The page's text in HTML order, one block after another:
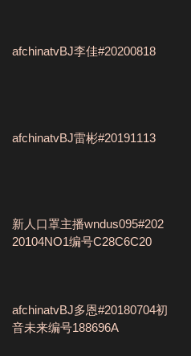
afchinatvBJ李佳#20200818
afchinatvBJ雷彬#20191113
新人口罩主播wndus095#202
20104NO1编号C28C6C20
afchinatvBJ多恩#20180704初
音未来编号188696A